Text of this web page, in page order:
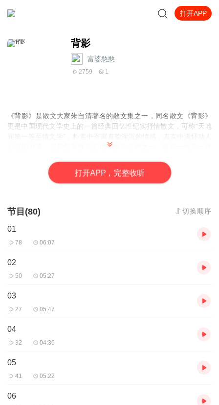
打开APP
背影
富婆憨憨
2759 1
《背影》是散文大家朱自清著名的散文集之一，同名散文《背影》
更是中国现代文学史上的一篇经典回忆性纪实抒情散文，可称“天地
心弦的力量，是反刍率很高的经典散文名作之一，值得一代又一代
打开APP，完整收听
节目(80) 切换顺序
01
78 06:07
02
50 05:27
03
27 05:47
04
32 04:36
05
41 05:22
06